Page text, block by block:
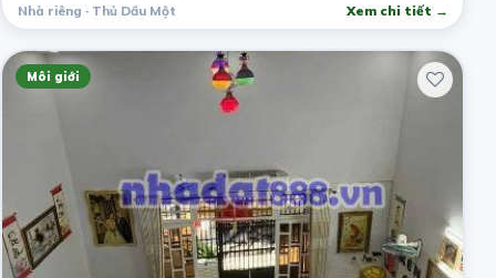
Nhà riêng · Thủ Dầu Một Xem chi tiết →
Môi giới